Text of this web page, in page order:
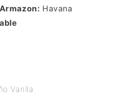
Havana
Varilla